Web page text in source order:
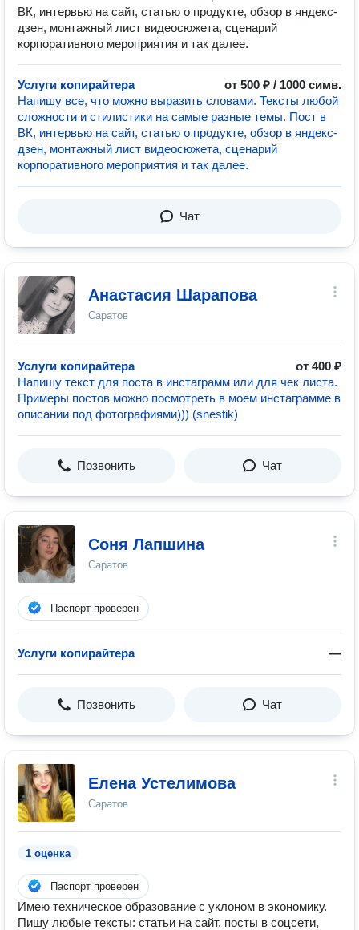
ВК, интервью на сайт, статью о продукте, обзор в яндекс-
дзен, монтажный лист видеосюжета, сценарий
корпоративного мероприятия и так далее.
Услуги копирайтера
от 500 ₽ / 1000 симв.
Напишу все, что можно выразить словами. Тексты любой
сложности и стилистики на самые разные темы. Пост в
ВК, интервью на сайт, статью о продукте, обзор в яндекс-
дзен, монтажный лист видеосюжета, сценарий
корпоративного мероприятия и так далее.
Чат
Анастасия Шарапова
Саратов
Услуги копирайтера
от 400 ₽
Напишу текст для поста в инстаграмм или для чек листа.
Примеры постов можно посмотреть в моем инстаграмме в
описании под фотографиями))) (snestik)
Позвонить Чат
Соня Лапшина
Саратов
Паспорт проверен
Услуги копирайтера —
Позвонить Чат
Елена Устелимова
Саратов
1 оценка
Паспорт проверен
Имею техническое образование с уклоном в экономику.
Пишу любые тексты: статьи на сайт, посты в соцсети,